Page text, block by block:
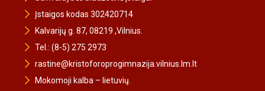
Įstaigos kodas 302420714
Kalvarijų g. 87, 08219 ,Vilnius.
Tel.: (8-5) 275 2973
rastine@kristoforoprogimnazija.vilnius.lm.lt
Mokomoji kalba – lietuvių.